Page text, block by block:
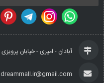
آبادان - امیری - خیابان
dreammall.ir@gmail.com